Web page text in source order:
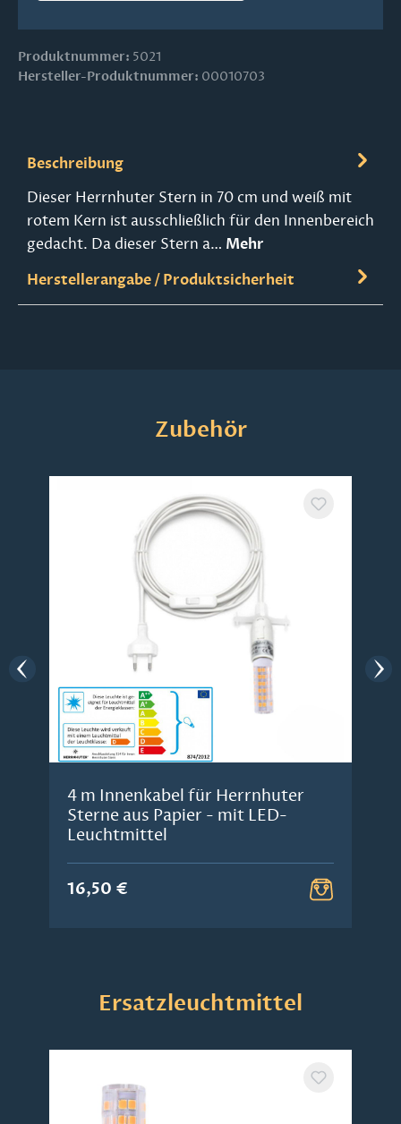
Produktnummer: 5021
Hersteller-Produktnummer: 00010703
Beschreibung
Dieser Herrnhuter Stern in 70 cm und weiß mit
rotem Kern ist ausschließlich für den Innenbereich
gedacht. Da dieser Stern a… Mehr
Herstellerangabe / Produktsicherheit
Produktgalerie überspringen
Zubehör
4 m Innenkabel für Herrnhuter
Sterne aus Papier - mit LED-
Leuchtmittel
16,50 €
Produktgalerie überspringen
Ersatzleuchtmittel